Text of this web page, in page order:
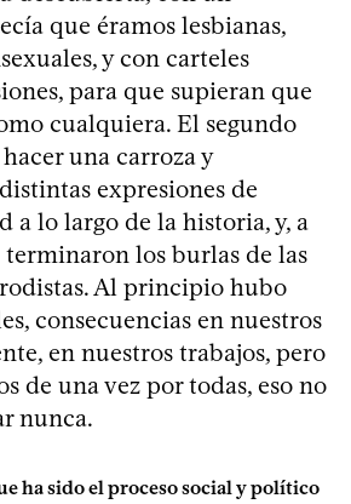
que éramos lesbianas,
y con carteles
para que supieran que
cualquiera. El segundo
una carroza y
expresiones de
a lo largo de la historia, y, a
terminaron los burlas de las
Al principio hubo
consecuencias en nuestros
en nuestros trabajos, pero
de una vez por todas, eso no
nunca.
ha sido el proceso social y político